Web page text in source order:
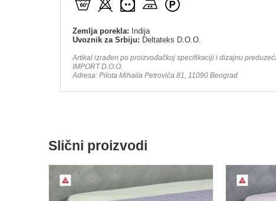
Zemlja porekla: Indija
Uvoznik za Srbiju: Deltateks D.O.O.
Artikal izrađen po proizvođačkoj specifikaciji i dizajnu
IMPORT D.O.O.
Adresa: Pilota Mihaila Petrovića 81, 11090 Beograd
Slični proizvodi